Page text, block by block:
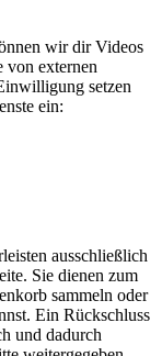
wir dir Videos
von externen
setzen
ein:
ausschließlich
Sie dienen zum
sammeln oder
Ein Rückschluss
und dadurch